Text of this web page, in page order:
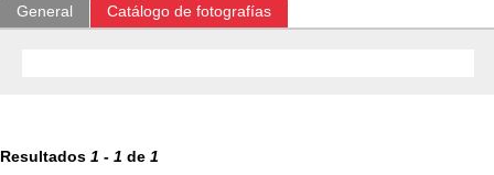
General Catálogo de fotografías
Resultados 1 - 1 de 1